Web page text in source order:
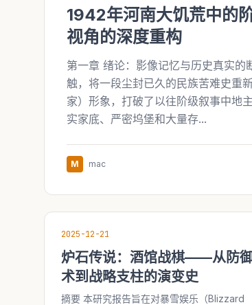
1942年河南大饥荒中的
视角的深度重构
第一章 绪论：影像记忆与历史真实
触，将一段尘封已久的民族苦难史重
家）形象，打破了以往阶级叙事中地
实家底、严密坞堡和大量存...
M mac
2025-12-21
炉石传说：酒馆战棋——从防
术到战略支柱的演变史
摘要 本研究报告旨在对暴雪娱乐（Blizzard